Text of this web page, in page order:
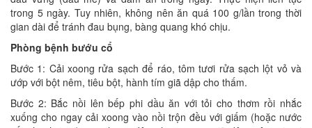
trong 5 ngày. Tuy nhiên, không nên ăn quá 100 g/lần trong thời
gian dài để tránh đau bụng, bàng quang khó chịu.
Phòng bệnh bướu cổ
Bước 1: Cải xoong rửa sạch để ráo, tôm tươi rửa sạch lột vỏ và
ướp với bột nêm, tiêu bột, hành tím giã dập cho thấm.
Bước 2: Bắc nồi lên bếp phi dầu ăn với tỏi cho thơm rồi nhắc
xuống cho ngay cải xoong vào nồi trộn đều với giấm (hoặc nước